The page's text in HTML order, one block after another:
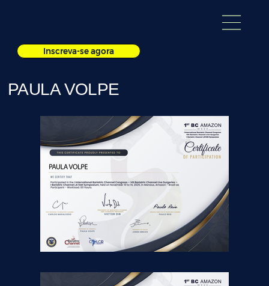
Inscreva-se agora
PAULA VOLPE